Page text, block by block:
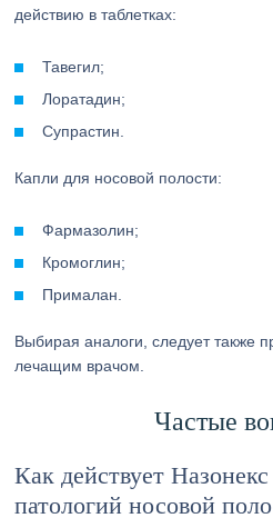
действию в таблетках:
Тавегил;
Лоратадин;
Супрастин.
Капли для носовой полости:
Фармазолин;
Кромоглин;
Прималан.
Выбирая аналоги, следует также
лечащим врачом.
Частые
Как действует
патологий носовой